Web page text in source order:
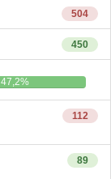
504
450
47,2%
112
89